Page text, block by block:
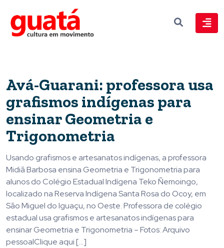
Avá-Guarani: professora usa
grafismos indígenas para
ensinar Geometria e
Trigonometria
Usando grafismos e artesanatos indígenas, a professora
Midiã Barbosa ensina Geometria e Trigonometria para
alunos do Colégio Estadual Indígena Teko Ñemoingo,
localizado na Reserva Indígena Santa Rosa do Ocoy, em
São Miguel do Iguaçu, no Oeste. Professora de colégio
estadual usa grafismos e artesanatos indígenas para
ensinar Geometria e Trigonometria – Fotos: Arquivo
pessoalClique aqui […]